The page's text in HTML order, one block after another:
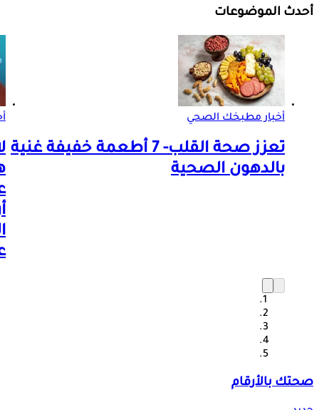
أحدث الموضوعات
أخبار مطبخك الصحي
تعزز صحة القلب- 7 أطعمة خفيفة غنية
بالدهون الصحية
صحتك بالأرقام